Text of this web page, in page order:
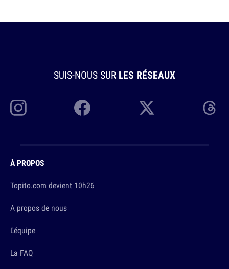
SUIS-NOUS SUR LES RÉSEAUX
À PROPOS
Topito.com devient 10h26
A propos de nous
L'équipe
La FAQ